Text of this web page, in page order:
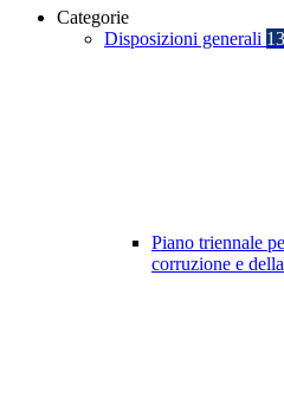
Categorie
Disposizioni generali
Piano triennale
corruzione e